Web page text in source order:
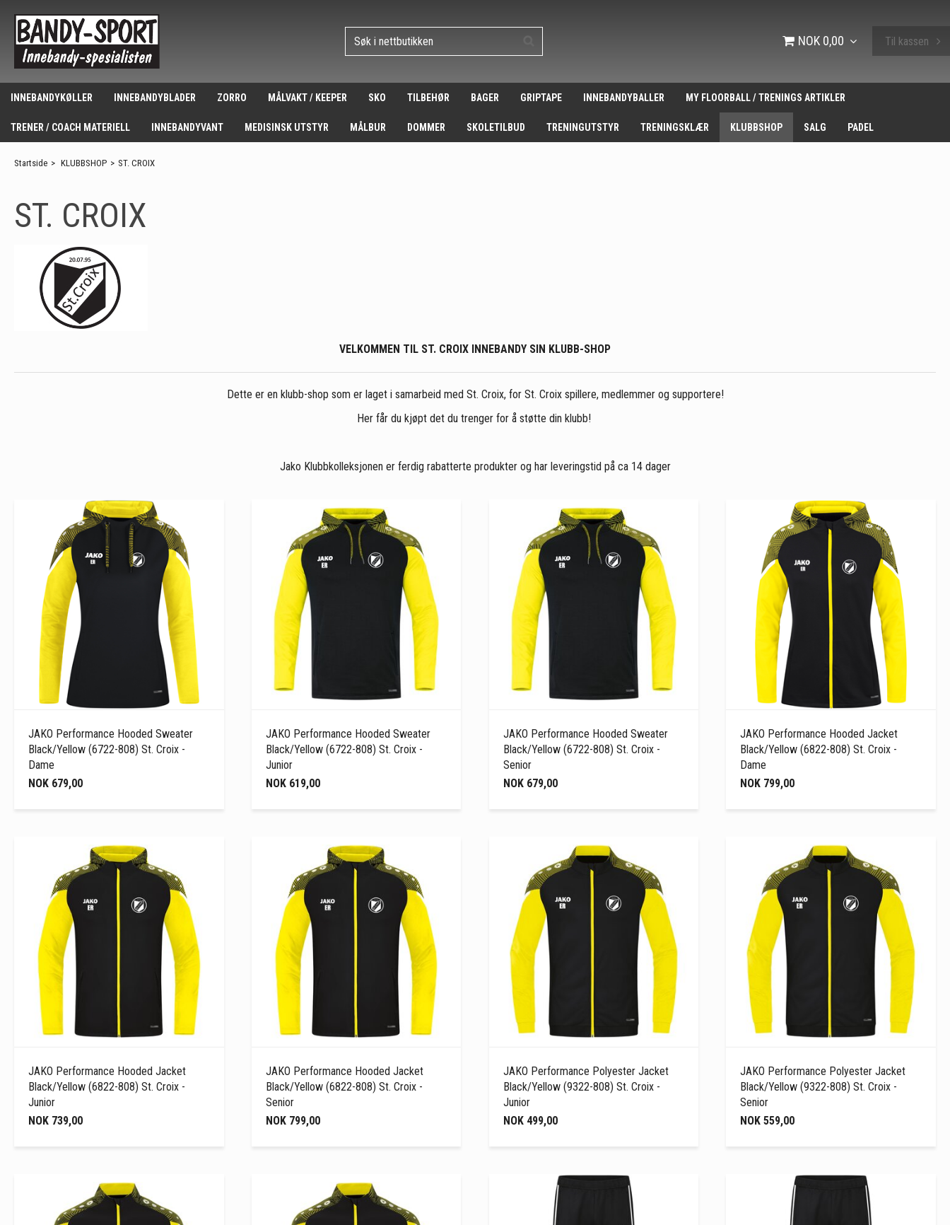
NOK 0,00 Til kassen
INNEBANDYKØLLER INNEBANDYBLADER ZORRO MÅLVAKT / KEEPER SKO TILBEHØR BAGER GRIPTAPE INNEBANDYBALLER MY FLOORBALL / TRENINGS ARTIKLER
TRENER / COACH MATERIELL INNEBANDYVANT MEDISINSK UTSTYR MÅLBUR DOMMER SKOLETILBUD TRENINGUTSTYR TRENINGSKLÆR KLUBBSHOP SALG PADEL
Startside > KLUBBSHOP > ST. CROIX
ST. CROIX
VELKOMMEN TIL ST. CROIX INNEBANDY SIN KLUBB-SHOP
Dette er en klubb-shop som er laget i samarbeid med St. Croix, for St. Croix spillere, medlemmer og supportere!
Her får du kjøpt det du trenger for å støtte din klubb!
Jako Klubbkolleksjonen er ferdig rabatterte produkter og har leveringstid på ca 14 dager
JAKO Performance Hooded Sweater
Black/Yellow (6722-808) St. Croix -
Dame
NOK 679,00
JAKO Performance Hooded Sweater
Black/Yellow (6722-808) St. Croix -
Junior
NOK 619,00
JAKO Performance Hooded Sweater
Black/Yellow (6722-808) St. Croix -
Senior
NOK 679,00
JAKO Performance Hooded Jacket
Black/Yellow (6822-808) St. Croix -
Dame
NOK 799,00
JAKO Performance Hooded Jacket
Black/Yellow (6822-808) St. Croix -
Junior
NOK 739,00
JAKO Performance Hooded Jacket
Black/Yellow (6822-808) St. Croix -
Senior
NOK 799,00
JAKO Performance Polyester Jacket
Black/Yellow (9322-808) St. Croix -
Junior
NOK 499,00
JAKO Performance Polyester Jacket
Black/Yellow (9322-808) St. Croix -
Senior
NOK 559,00